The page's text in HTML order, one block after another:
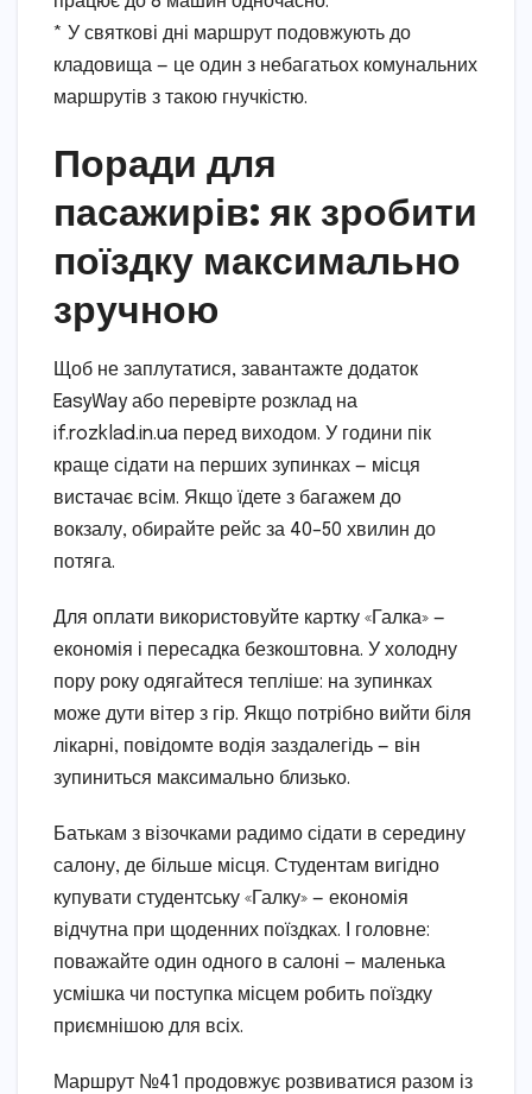
* У святкові дні маршрут подовжують до
кладовища — це один з небагатьох комунальних
маршрутів з такою гнучкістю.
Поради для
пасажирів: як зробити
поїздку максимально
зручною
Щоб не заплутатися, завантажте додаток
EasyWay або перевірте розклад на
if.rozklad.in.ua перед виходом. У години пік
краще сідати на перших зупинках — місця
вистачає всім. Якщо їдете з багажем до
вокзалу, обирайте рейс за 40–50 хвилин до
потяга.
Для оплати використовуйте картку «Галка» —
економія і пересадка безкоштовна. У холодну
пору року одягайтеся тепліше: на зупинках
може дути вітер з гір. Якщо потрібно вийти біля
лікарні, повідомте водія заздалегідь — він
зупиниться максимально близько.
Батькам з візочками радимо сідати в середину
салону, де більше місця. Студентам вигідно
купувати студентську «Галку» — економія
відчутна при щоденних поїздках. І головне:
поважайте один одного в салоні — маленька
усмішка чи поступка місцем робить поїздку
приємнішою для всіх.
Маршрут №41 продовжує розвиватися разом із